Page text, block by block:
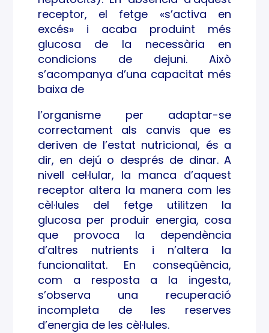
receptor, el fetge «s’activa en
excés» i acaba produint més
glucosa de la necessària en
condicions de dejuni. Això
s’acompanya d’una capacitat més
baixa de
l’organisme per adaptar-se
correctament als canvis que es
deriven de l’estat nutricional, és a
dir, en dejú o després de dinar. A
nivell cel·lular, la manca d’aquest
receptor altera la manera com les
cèl·lules del fetge utilitzen la
glucosa per produir energia, cosa
que provoca la dependència
d’altres nutrients i n’altera la
funcionalitat. En conseqüència,
com a resposta a la ingesta,
s’observa una recuperació
incompleta de les reserves
d’energia de les cèl·lules.